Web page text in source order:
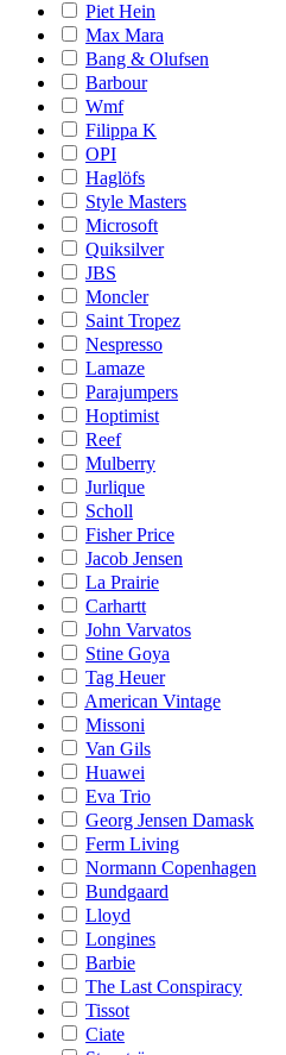
Piet Hein
Max Mara
Bang & Olufsen
Barbour
Wmf
Filippa K
OPI
Haglöfs
Style Masters
Microsoft
Quiksilver
JBS
Moncler
Saint Tropez
Nespresso
Lamaze
Parajumpers
Hoptimist
Reef
Mulberry
Jurlique
Scholl
Fisher Price
Jacob Jensen
La Prairie
Carhartt
John Varvatos
Stine Goya
Tag Heuer
American Vintage
Missoni
Van Gils
Huawei
Eva Trio
Georg Jensen Damask
Ferm Living
Normann Copenhagen
Bundgaard
Lloyd
Longines
Barbie
The Last Conspiracy
Tissot
Ciate